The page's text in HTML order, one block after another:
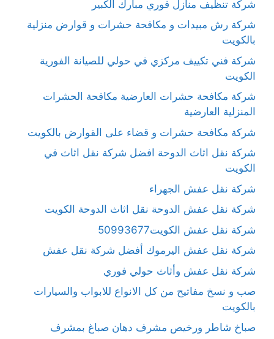
شركة تنظيف منازل فوري مبارك الكبير
شركة رش مبيدات و مكافحة حشرات و قوارض منزلية
بالكويت
شركة فني تكييف مركزي في حولي للصيانة الفورية
الكويت
شركة مكافحة حشرات العارضية مكافحة الحشرات
المنزلية العارضية
شركة مكافحة حشرات و قضاء على القوارض بالكويت
شركة نقل اثاث الدوحة افضل شركة نقل اثاث في
الكويت
شركة نقل عفش الجهراء
شركة نقل عفش الدوحة نقل اثاث الدوحة الكويت
شركة نقل عفش الكويت50993677
شركة نقل عفش اليرموك أفضل شركة نقل عفش
شركة نقل عفش وأثاث حولي فوري
صب و نسخ مفاتيح من كل الانواع للابواب والسيارات
بالكويت
صباخ شاطر ورخيص مشرف دهان صباغ بمشرف